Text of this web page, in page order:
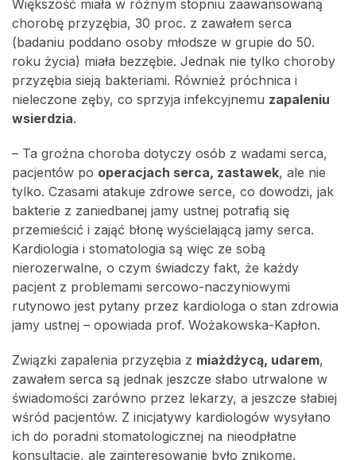
Większość miała w różnym stopniu zaawansowaną
chorobę przyzębia, 30 proc. z zawałem serca
(badaniu poddano osoby młodsze w grupie do 50.
roku życia) miała bezzębie. Jednak nie tylko choroby
przyzębia sieją bakteriami. Również próchnica i
nieleczone zęby, co sprzyja infekcyjnemu zapaleniu
wsierdzia.
– Ta groźna choroba dotyczy osób z wadami serca,
pacjentów po operacjach serca, zastawek, ale nie
tylko. Czasami atakuje zdrowe serce, co dowodzi, jak
bakterie z zaniedbanej jamy ustnej potrafią się
przemieścić i zająć błonę wyścielającą jamy serca.
Kardiologia i stomatologia są więc ze sobą
nierozerwalne, o czym świadczy fakt, że każdy
pacjent z problemami sercowo-naczyniowymi
rutynowo jest pytany przez kardiologa o stan zdrowia
jamy ustnej – opowiada prof. Wożakowska-Kapłon.
Związki zapalenia przyzębia z miażdżycą, udarem,
zawałem serca są jednak jeszcze słabo utrwalone w
świadomości zarówno przez lekarzy, a jeszcze słabiej
wśród pacjentów. Z inicjatywy kardiologów wysyłano
ich do poradni stomatologicznej na nieodpłatne
konsultacje, ale zainteresowanie było znikome.